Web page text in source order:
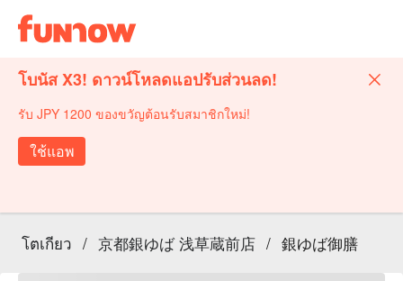
โบนัส X3! ดาวน์โหลดแอปรับส่วนลด!
รับ JPY 1200 ของขวัญต้อนรับสมาชิกใหม่!
ใช้แอพ
โตเกียว / 京都銀ゆば 浅草蔵前店 / 銀ゆば御膳